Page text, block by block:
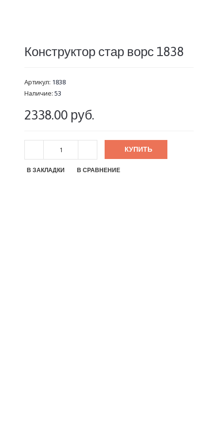
Конструктор стар ворс 1838
Артикул: 1838
Наличие: 53
2338.00 руб.
КУПИТЬ
В ЗАКЛАДКИ В СРАВНЕНИЕ